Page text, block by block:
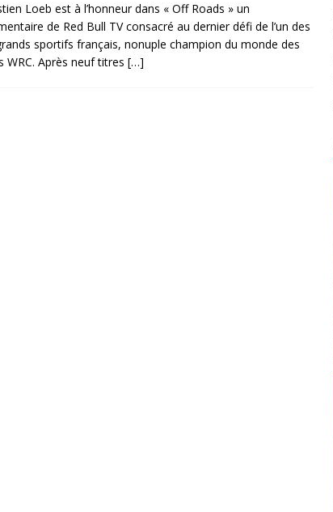
Loeb est à l’honneur dans « Off Roads » un
de Red Bull TV consacré au dernier défi de l’un des
sportifs français, nonuple champion du monde des
WRC. Après neuf titres […]